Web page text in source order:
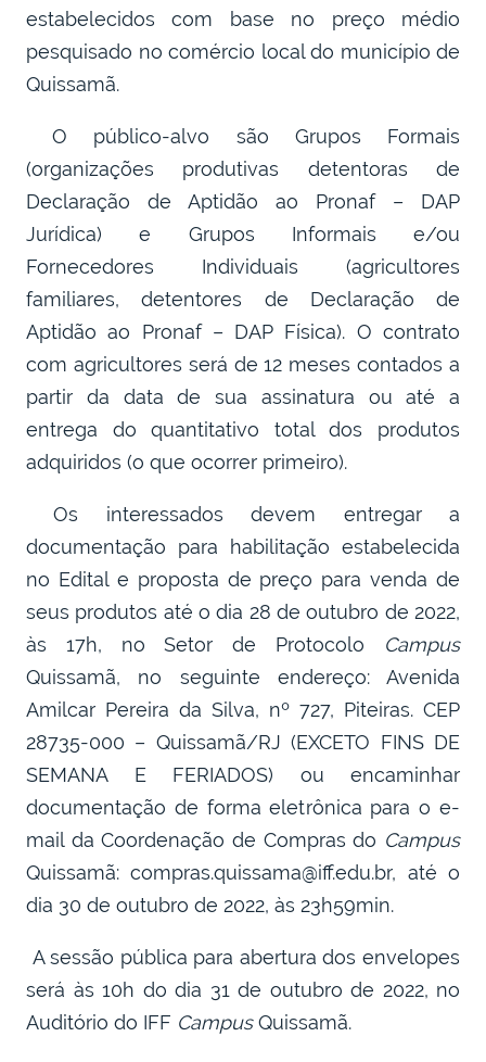
estabelecidos com base no preço médio
pesquisado no comércio local do município de
Quissamã.
O público-alvo são Grupos Formais
(organizações produtivas detentoras de
Declaração de Aptidão ao Pronaf – DAP
Jurídica) e Grupos Informais e/ou
Fornecedores Individuais (agricultores
familiares, detentores de Declaração de
Aptidão ao Pronaf – DAP Física). O contrato
com agricultores será de 12 meses contados a
partir da data de sua assinatura ou até a
entrega do quantitativo total dos produtos
adquiridos (o que ocorrer primeiro).
Os interessados devem entregar a
documentação para habilitação estabelecida
no Edital e proposta de preço para venda de
seus produtos até o dia 28 de outubro de 2022,
às 17h, no Setor de Protocolo Campus
Quissamã, no seguinte endereço: Avenida
Amilcar Pereira da Silva, nº 727, Piteiras. CEP
28735-000 – Quissamã/RJ (EXCETO FINS DE
SEMANA E FERIADOS) ou encaminhar
documentação de forma eletrônica para o e-
mail da Coordenação de Compras do Campus
Quissamã: compras.quissama@iff.edu.br, até o
dia 30 de outubro de 2022, às 23h59min.
A sessão pública para abertura dos envelopes
será às 10h do dia 31 de outubro de 2022, no
Auditório do IFF CampusQuissamã.